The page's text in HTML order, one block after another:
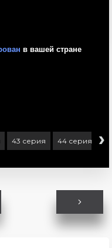
43 серия 44 серия ›